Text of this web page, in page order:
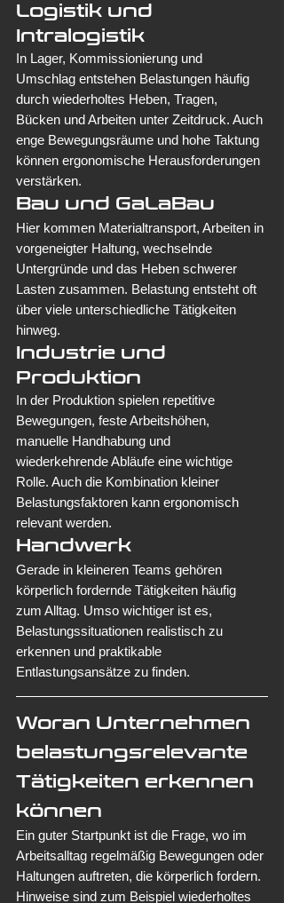
Logistik und
Intralogistik
In Lager, Kommissionierung und
Umschlag entstehen Belastungen häufig
durch wiederholtes Heben, Tragen,
Bücken und Arbeiten unter Zeitdruck. Auch
enge Bewegungsräume und hohe Taktung
können ergonomische Herausforderungen
verstärken.
Bau und GaLaBau
Hier kommen Materialtransport, Arbeiten in
vorgeneigter Haltung, wechselnde
Untergründe und das Heben schwerer
Lasten zusammen. Belastung entsteht oft
über viele unterschiedliche Tätigkeiten
hinweg.
Industrie und
Produktion
In der Produktion spielen repetitive
Bewegungen, feste Arbeitshöhen,
manuelle Handhabung und
wiederkehrende Abläufe eine wichtige
Rolle. Auch die Kombination kleiner
Belastungsfaktoren kann ergonomisch
relevant werden.
Handwerk
Gerade in kleineren Teams gehören
körperlich fordernde Tätigkeiten häufig
zum Alltag. Umso wichtiger ist es,
Belastungssituationen realistisch zu
erkennen und praktikable
Entlastungsansätze zu finden.
Woran Unternehmen
belastungsrelevante
Tätigkeiten erkennen
können
Ein guter Startpunkt ist die Frage, wo im
Arbeitsalltag regelmäßig Bewegungen oder
Haltungen auftreten, die körperlich fordern.
Hinweise sind zum Beispiel wiederholtes